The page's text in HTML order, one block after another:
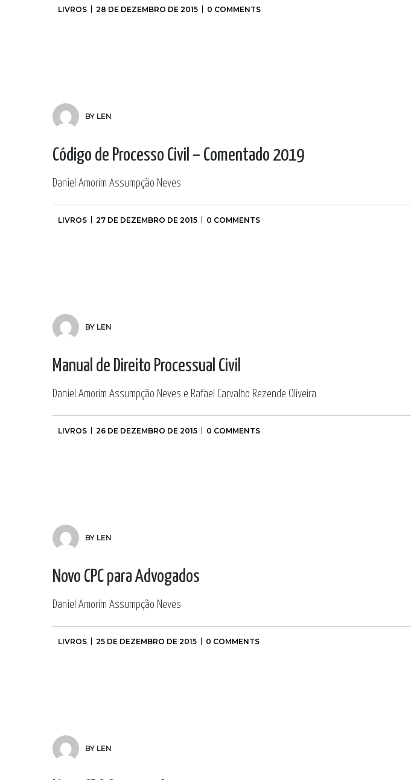
LIVROS 28 DE DEZEMBRO DE 2015 0 COMMENTS
BY LEN
Código de Processo Civil – Comentado 2019
Daniel Amorim Assumpção Neves
LIVROS 27 DE DEZEMBRO DE 2015 0 COMMENTS
BY LEN
Manual de Direito Processual Civil
Daniel Amorim Assumpção Neves e Rafael Carvalho Rezende Oliveira
LIVROS 26 DE DEZEMBRO DE 2015 0 COMMENTS
BY LEN
Novo CPC para Advogados
Daniel Amorim Assumpção Neves
LIVROS 25 DE DEZEMBRO DE 2015 0 COMMENTS
BY LEN